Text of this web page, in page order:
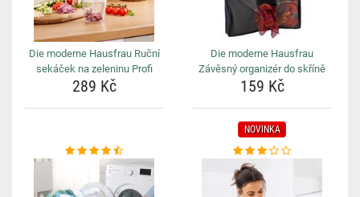
Die moderne Hausfrau Ruční
sekáček na zeleninu Profi
289 Kč
Die moderne Hausfrau
Závěsný organizér do skříně
159 Kč
NOVINKA